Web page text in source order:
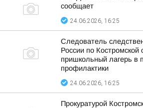
сообщает
24.06.2026, 16:25
Следователь
России по Костромской
пришкольный лагерь в
профилактики
24.06.2026, 16:25
Прокуратурой